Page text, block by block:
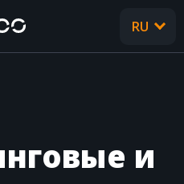
RU
и